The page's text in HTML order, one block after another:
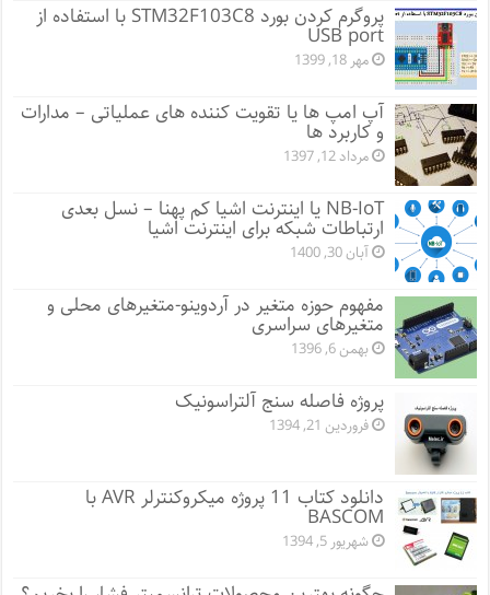
پروگرم کردن بورد STM32F103C8 با استفاده از
USB port
مهر 18, 1399
آپ امپ ها یا تقویت کننده های عملیاتی – مدارات
و کاربرد ها
مرداد 12, 1397
NB-IoT یا اینترنت اشیا کم پهنا – نسل بعدی
ارتباطات شبکه برای اینترنت اشیا
آبان 30, 1400
مفهوم حوزه متغیر در آردوینو-متغیرهای محلی و
متغیرهای سراسری
بهمن 6, 1396
پروژه فاصله سنج آلتراسونیک
فروردین 21, 1394
دانلود کتاب 11 پروژه میکروکنترلر AVR با
BASCOM
شهریور 5, 1394